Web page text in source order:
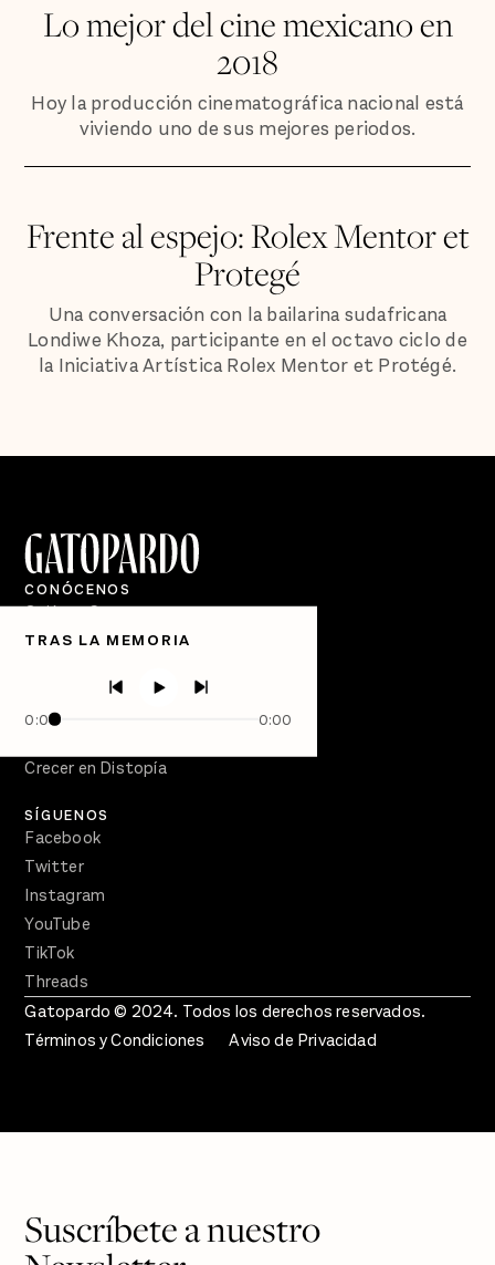
Lo mejor del cine mexicano en
2018
Hoy la producción cinematográfica nacional está
viviendo uno de sus mejores periodos.
Frente al espejo: Rolex Mentor et
Protegé
Una conversación con la bailarina sudafricana
Londiwe Khoza, participante en el octavo ciclo de
la Iniciativa Artística Rolex Mentor et Protégé.
TRAS LA MEMORIA
0:00 0:00
CONÓCENOS
Quiénes Somos
Directorio
PÓDCASTS
Semanario Gatopardo
Crecer en Distopía
SÍGUENOS
Facebook
Twitter
Instagram
YouTube
TikTok
Threads
Gatopardo © 2024. Todos los derechos reservados.
Términos y Condiciones
Aviso de Privacidad
Suscríbete a nuestro